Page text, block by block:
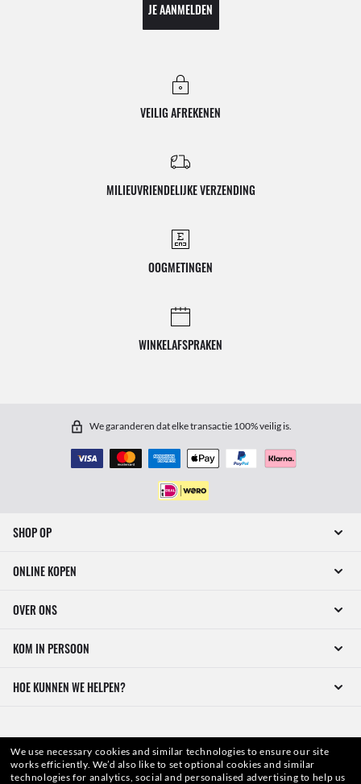
JE AANMELDEN
VEILIG AFREKENEN
MILIEUVRIENDELIJKE VERZENDING
OOGMETINGEN
WINKELAFSPRAKEN
We garanderen dat elke transactie 100% veilig is.
SHOP OP
ONLINE KOPEN
OVER ONS
KOM IN PERSOON
HOE KUNNEN WE HELPEN?
We use necessary cookies and similar technologies to ensure our site
works efficiently. We’d also like to set optional cookies and similar
technologies for analytics, social and personalised advertising to help us